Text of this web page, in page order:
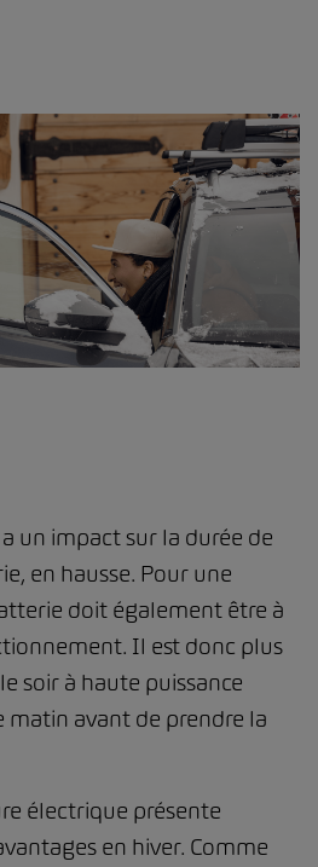
un impact sur la durée de
en hausse. Pour une
doit également être à
Il est donc plus
soir à haute puissance
matin avant de prendre la
électrique présente
en hiver. Comme